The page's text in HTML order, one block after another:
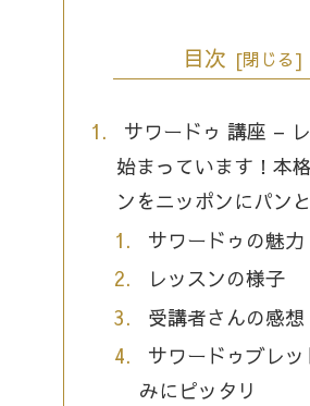
目次
サワードゥ 講座 –
始まっています！本
ンをニッポンにパン
サワードゥの魅力
レッスンの様子
受講者さんの感想
サワードゥブレ
みにピッタリ